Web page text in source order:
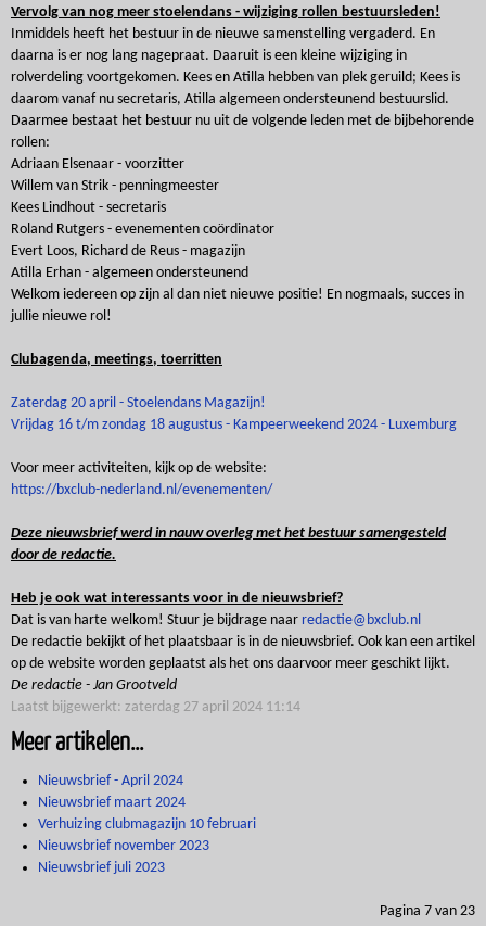
Vervolg van nog meer stoelendans - wijziging rollen bestuursleden!
Inmiddels heeft het bestuur in de nieuwe samenstelling vergaderd. En
daarna is er nog lang nagepraat. Daaruit is een kleine wijziging in
rolverdeling voortgekomen. Kees en Atilla hebben van plek geruild; Kees is
daarom vanaf nu secretaris, Atilla algemeen ondersteunend bestuurslid.
Daarmee bestaat het bestuur nu uit de volgende leden met de bijbehorende
rollen:
Adriaan Elsenaar - voorzitter
Willem van Strik - penningmeester
Kees Lindhout - secretaris
Roland Rutgers - evenementen coördinator
Evert Loos, Richard de Reus - magazijn
Atilla Erhan - algemeen ondersteunend
Welkom iedereen op zijn al dan niet nieuwe positie! En nogmaals, succes in
jullie nieuwe rol!
Clubagenda, meetings, toerritten
Zaterdag 20 april - Stoelendans Magazijn!
Vrijdag 16 t/m zondag 18 augustus - Kampeerweekend 2024 - Luxemburg
Voor meer activiteiten, kijk op de website:
https://bxclub-nederland.nl/evenementen/
Deze nieuwsbrief werd in nauw overleg met het bestuur samengesteld
door de redactie.
Heb je ook wat interessants voor in de nieuwsbrief?
Dat is van harte welkom! Stuur je bijdrage naar redactie@bxclub.nl
De redactie bekijkt of het plaatsbaar is in de nieuwsbrief. Ook kan een artikel
op de website worden geplaatst als het ons daarvoor meer geschikt lijkt.
De redactie - Jan Grootveld
Laatst bijgewerkt: zaterdag 27 april 2024 11:14
Meer artikelen...
Nieuwsbrief - April 2024
Nieuwsbrief maart 2024
Verhuizing clubmagazijn 10 februari
Nieuwsbrief november 2023
Nieuwsbrief juli 2023
Pagina 7 van 23